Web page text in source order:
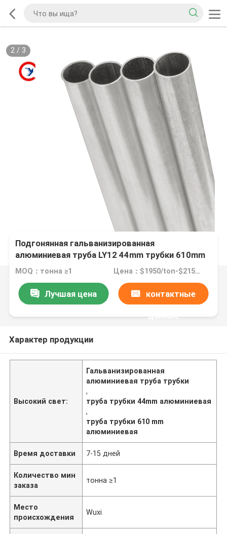
2/ 3
Подгонянная гальванизированная
алюминиевая труба LY12 44mm трубки 610mm
MOQ：тонна ≥1 Цена：$1950/ton-$2150/ton
Лучшая цена контактные
данные
Характер продукции
Высокий свет:
Гальванизированная
алюминиевая труба трубки
,
труба трубки 44mm алюминиевая
,
труба трубки 610 mm
алюминиевая
Время доставки 7-15 дней
Количество мин
заказа
тонна ≥1
Место
происхождения
Wuxi